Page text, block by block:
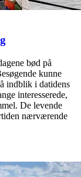
bød på
kunne
indblik i datidens
interesserede,
De levende
nærværende